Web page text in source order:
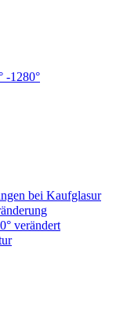
-1280°
bei Kaufglasur
verändert